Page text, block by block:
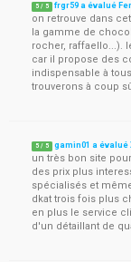
5 / 5 frgr59 a évalué
on retrouve dans
la gamme de
rocher, raffaello...).
car il propose des
indispensable à
trouverons à coup
5 / 5 gamin01 a évalué
un très bon site
des prix plus
spécialisés et
dkat trois fois plus
en plus le service
d'un détaillant de